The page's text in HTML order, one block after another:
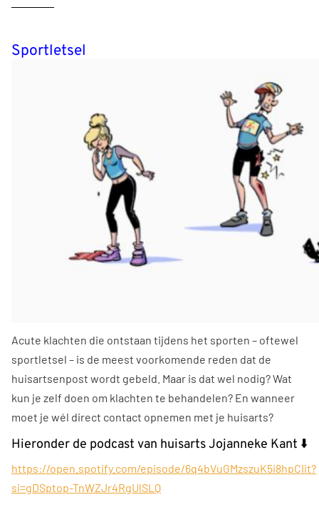
Sportletsel
Acute klachten die ontstaan tijdens het sporten – oftewel
sportletsel – is de meest voorkomende reden dat de
huisartsenpost wordt gebeld. Maar is dat wel nodig? Wat
kun je zelf doen om klachten te behandelen? En wanneer
moet je wél direct contact opnemen met je huisarts?
Hieronder de podcast van huisarts Jojanneke Kant ⬇️
https://open.spotify.com/episode/6q4bVuGMzszuK5i8hpCIit?
si=gDSptop-TnWZJr4RgUlSLQ